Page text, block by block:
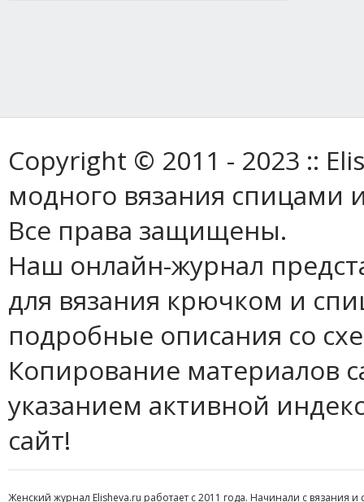
Copyright © 2011 - 2023 ::
модного вязания спицами
Все права защищены.
Наш онлайн-журнал
для вязания крючком и
подробные описания со
Копирование материалов
указанием активной
сайт!
Женский журнал Elisheva.ru работает с 2011 года. Начинали с вязания